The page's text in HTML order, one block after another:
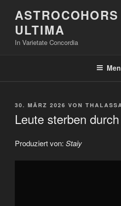
Inhalt
springenULTIMA
In Varietate Concordia
VERÖFFENTLICHT
30. MÄRZ 2026 VON
Leute sterben
Produziert von: Staiy
„Leute